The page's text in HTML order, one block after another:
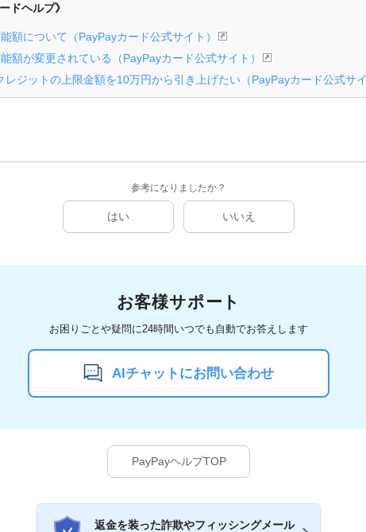
ドヘルプ》
額について（PayPayカード公式サイト）
額が変更されている（PayPayカード公式サイト）
レジットの上限金額を10万円から引き上げたい（PayPayカード公式サイ
参考になりましたか？
はい いいえ
お客様サポート
お困りごとや疑問に24時間いつでも自動でお答えします
AIチャットにお問い合わせ
PayPayヘルプTOP
返金を装った詐欺やフィッシングメール